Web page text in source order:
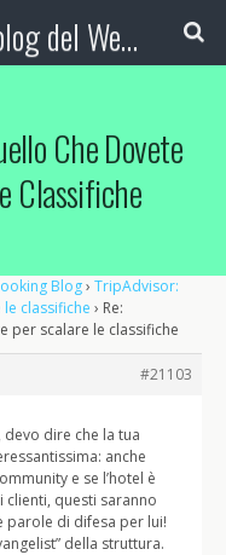
Booking Blog™ - Il blog del Web Marketing Turistico
Che Dovete
Classifiche
Blog› TripAdvisor:
classifiche › Re:
per scalare le classifiche
#21103
devo dire che la tua
anche
e se l’hotel è
questi saranno
parole di difesa per lui!
della struttura.